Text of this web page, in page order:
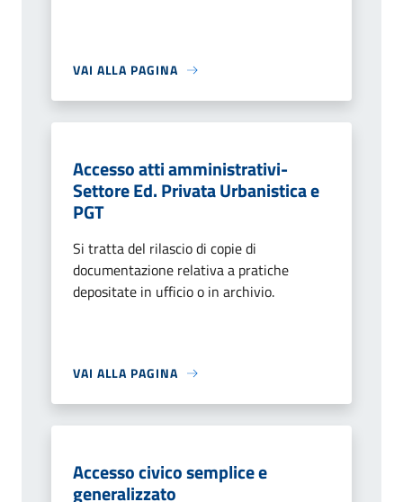
VAI ALLA PAGINA
Accesso atti amministrativi-
Settore Ed. Privata Urbanistica e
PGT
Si tratta del rilascio di copie di
documentazione relativa a pratiche
depositate in ufficio o in archivio.
VAI ALLA PAGINA
Accesso civico semplice e
generalizzato